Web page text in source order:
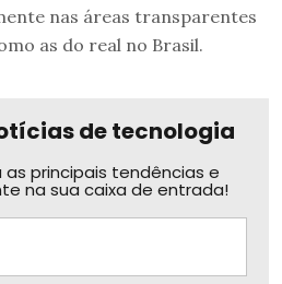
nas áreas transparentes
as do real no Brasil.
de tecnologia
principais tendências e
na sua caixa de entrada!